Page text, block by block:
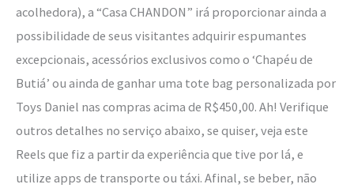
acolhedora), a “Casa CHANDON” irá proporcionar ainda a
possibilidade de seus visitantes adquirir espumantes
excepcionais, acessórios exclusivos como o ‘Chapéu de
Butiá’ ou ainda de ganhar uma tote bag personalizada por
Toys Daniel nas compras acima de R$450,00. Ah! Verifique
outros detalhes no serviço abaixo, se quiser, veja este
Reels que fiz a partir da experiência que tive por lá, e
utilize apps de transporte ou táxi. Afinal, se beber, não